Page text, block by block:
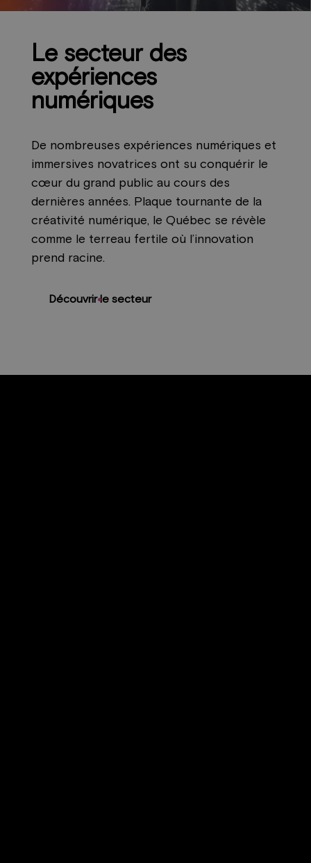
Le secteur des
expériences
numériques
De nombreuses expériences numériques et
immersives novatrices ont su conquérir le
cœur du grand public au cours des
dernières années. Plaque tournante de la
créativité numérique, le Québec se révèle
comme le terreau fertile où l’innovation
prend racine.
Découvrir le secteur